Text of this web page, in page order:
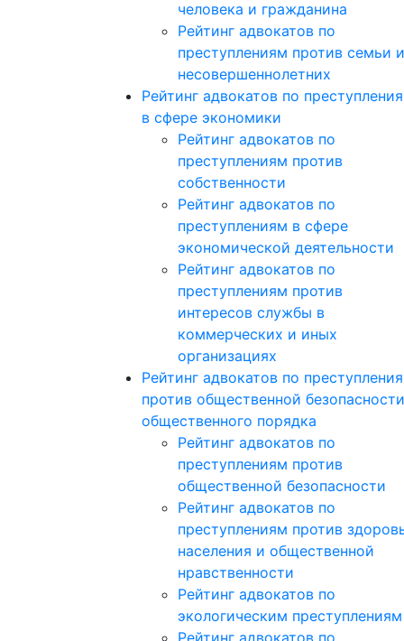
человека и гражданина
Рейтинг адвокатов по
преступлениям против семьи и
несовершеннолетних
Рейтинг адвокатов по
в сфере экономики
Рейтинг адвокатов по
преступлениям против
собственности
Рейтинг адвокатов по
преступлениям в сфере
экономической деятельности
Рейтинг адвокатов по
преступлениям против
интересов службы в
коммерческих и иных
организациях
Рейтинг адвокатов по
против общественной
общественного порядка
Рейтинг адвокатов по
преступлениям против
общественной безопасности
Рейтинг адвокатов по
преступлениям против
населения и общественной
нравственности
Рейтинг адвокатов по
экологическим преступлениям
Рейтинг адвокатов по